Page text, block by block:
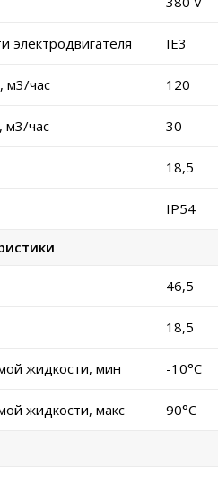
электродвигателя IE3
м3/час 120
м3/час 30
18,5
IP54
46,5
18,5
жидкости, мин -10°C
жидкости, макс 90°C